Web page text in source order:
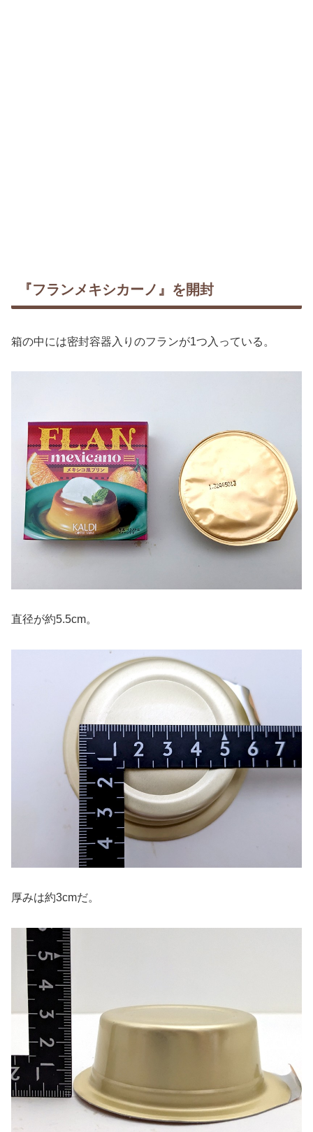
『フランメキシカーノ』を開封
箱の中には密封容器入りのフランが1つ入っている。
直径が約5.5cm。
厚みは約3cmだ。